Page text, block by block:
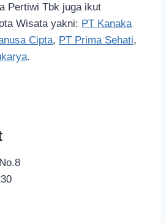
Pertiwi Tbk juga ikut
Wisata yakni: PT Kanaka
Cipta, PT Prima Sehati,
.